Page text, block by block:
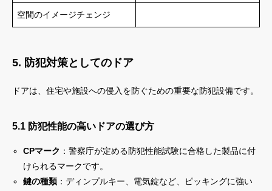
空間のイメージチェンジ
5. 防犯対策としてのドア
ドアは、住宅や施設への侵入を防ぐための重要な防犯設備です。
5.1 防犯性能の高いドアの選び方
CPマーク ：警察庁が定める防犯性能試験に合格した製品に付
けられるマークです。
鍵の種類 ：ディンプルキー、電気錠など、ピッキングに強い